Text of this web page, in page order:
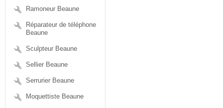
Ramoneur Beaune
Réparateur de téléphone
Beaune
Sculpteur Beaune
Sellier Beaune
Serrurier Beaune
Moquettiste Beaune